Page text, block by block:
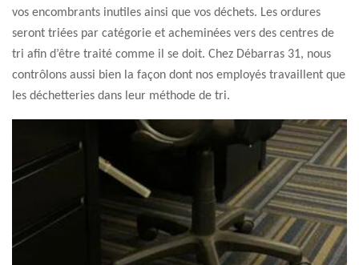
vos encombrants inutiles ainsi que vos déchets. Les ordures
seront triées par catégorie et acheminées vers des centres de
tri afin d’être traité comme il se doit. Chez Débarras 31, nous
contrôlons aussi bien la façon dont nos employés travaillent que
les déchetteries dans leur méthode de tri.